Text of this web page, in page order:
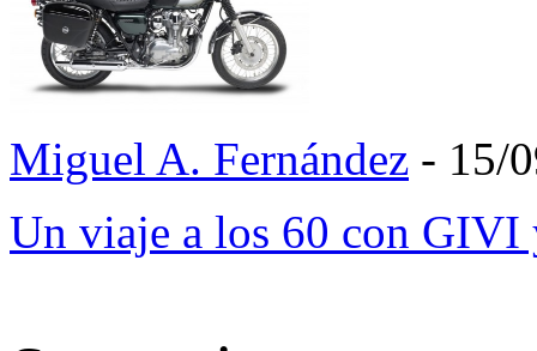
Miguel A. Fernández - 15/
Un viaje a los 60 con